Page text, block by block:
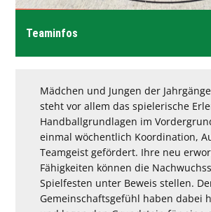
Teaminfos
Mädchen und Jungen der
steht vor allem das spielerische
Handballgrundlagen im
einmal wöchentlich Koordination,
Teamgeist gefördert. Ihre neu
Fähigkeiten können die
Spielfesten unter Beweis stellen.
Gemeinschaftsgefühl haben dabei